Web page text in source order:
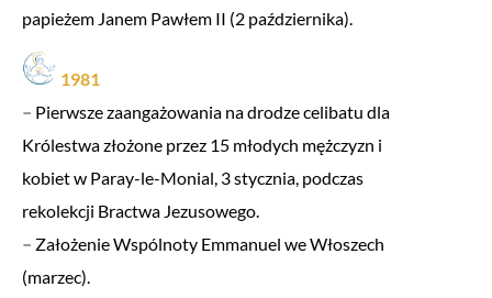
papieżem Janem Pawłem II (2 października).
1981
– Pierwsze zaangażowania na drodze celibatu dla
Królestwa złożone przez 15 młodych mężczyzn i
kobiet w Paray-le-Monial, 3 stycznia, podczas
rekolekcji Bractwa Jezusowego.
– Założenie Wspólnoty Emmanuel we Włoszech
(marzec).